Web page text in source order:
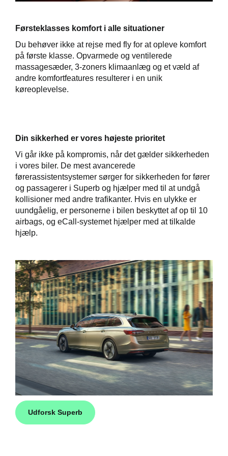
Førsteklasses komfort i alle situationer
Du behøver ikke at rejse med fly for at opleve komfort
på første klasse. Opvarmede og ventilerede
massagesæder, 3-zoners klimaanlæg og et væld af
andre komfortfeatures resulterer i en unik
køreoplevelse.
Din sikkerhed er vores højeste prioritet
Vi går ikke på kompromis, når det gælder sikkerheden
i vores biler. De mest avancerede
førerassistentsystemer sørger for sikkerheden for fører
og passagerer i Superb og hjælper med til at undgå
kollisioner med andre trafikanter. Hvis en ulykke er
uundgåelig, er personerne i bilen beskyttet af op til 10
airbags, og eCall-systemet hjælper med at tilkalde
hjælp.
Udforsk Superb